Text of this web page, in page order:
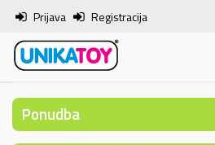
Prijava Registracija
Ponudba